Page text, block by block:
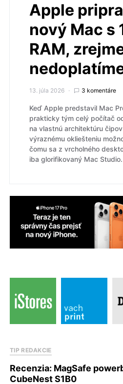
Apple
nový Mac s
RAM,
13. júla 2026 3 komentáre
Keď Apple predstavil Mac
prakticky tým celý počítač
na vlastnú architektúru
výraznému okliešteniu
čomu sa z vrcholného
iba glorifikovaný Mac Studio.
TIP REDAKCIE
Recenzia: MagSafe
CubeNest S1B0